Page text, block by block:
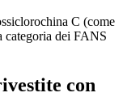
C (come
categoria dei FANS
con